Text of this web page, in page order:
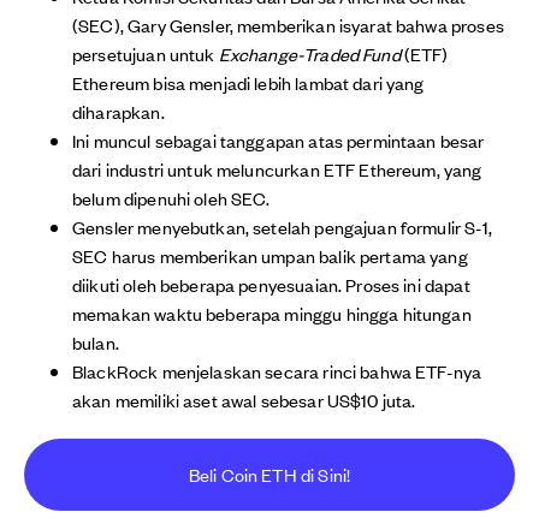
(SEC), Gary Gensler, memberikan isyarat bahwa proses
persetujuan untuk Exchange-Traded Fund(ETF)
Ethereum bisa menjadi lebih lambat dari yang
diharapkan.
Ini muncul sebagai tanggapan atas permintaan besar
dari industri untuk meluncurkan ETF Ethereum, yang
belum dipenuhi oleh SEC.
Gensler menyebutkan, setelah pengajuan formulir S-1,
SEC harus memberikan umpan balik pertama yang
diikuti oleh beberapa penyesuaian. Proses ini dapat
memakan waktu beberapa minggu hingga hitungan
bulan.
BlackRock menjelaskan secara rinci bahwa ETF-nya
akan memiliki aset awal sebesar US$10 juta.
Beli Coin ETH di Sini!